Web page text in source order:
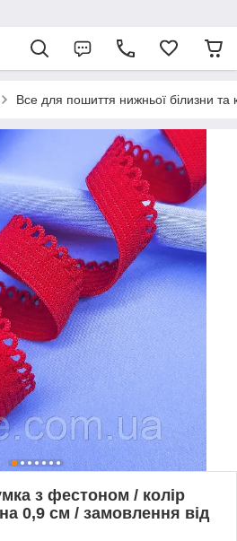
Все для пошиття нижньої білизни та
з фестоном / колір
0,9 см / замовлення від